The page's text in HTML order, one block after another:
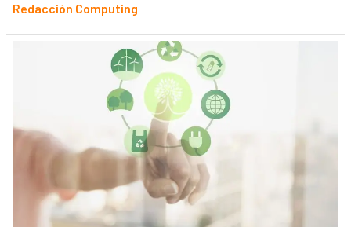
Redacción Computing